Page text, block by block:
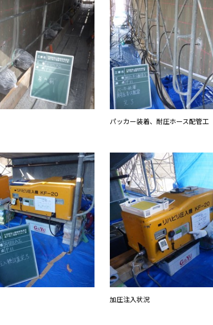
パッカー装着、耐圧ホース配管工
加圧注入状況